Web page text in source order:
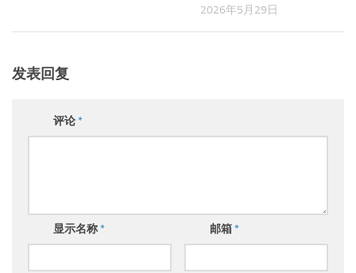
2026年5月29日
发表回复
评论*
显示名称* 邮箱*